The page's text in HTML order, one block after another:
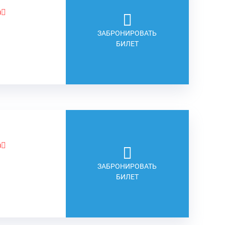
ЗАБРОНИРОВАТЬ
БИЛЕТ
ЗАБРОНИРОВАТЬ
БИЛЕТ